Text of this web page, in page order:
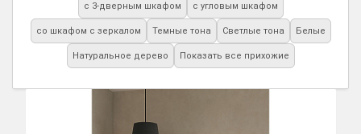
с 3-дверным шкафом с угловым шкафом
со шкафом с зеркалом Темные тона Светлые тона Белые
Натуральное дерево Показать все прихожие